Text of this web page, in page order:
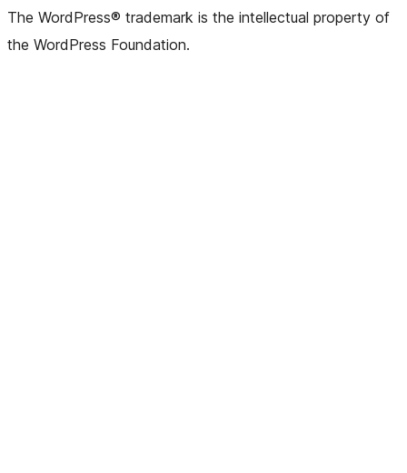
The WordPress® trademark is the intellectual property of
the WordPress Foundation.